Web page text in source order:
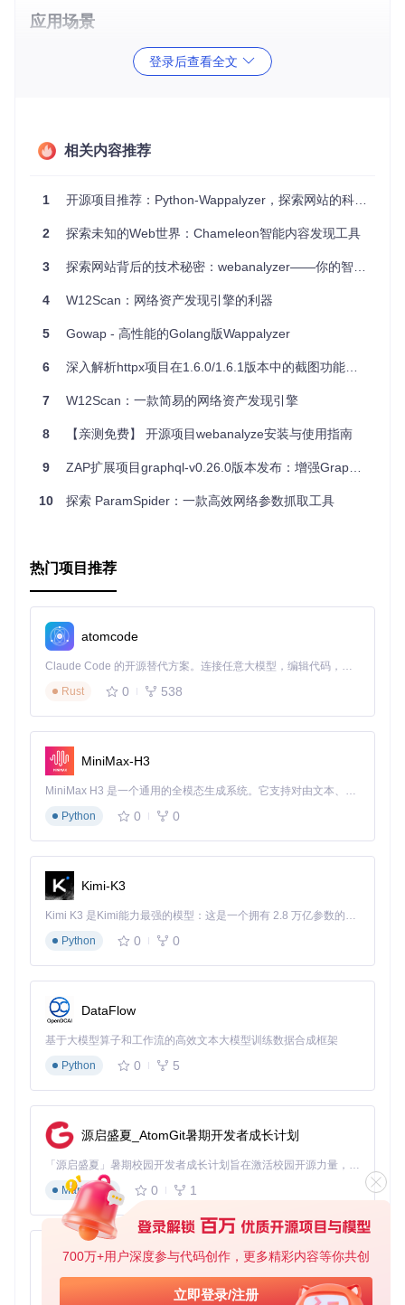
700万+用户深度参与代码创作，更多精彩内容等你共创
立即登录/注册
应用场景
安全评估：快速定位潜在的安全风险，例如过时的CMS或
况。
项目特点
易用性：简单的命令行接口和Python API，使得分析网站
兼容性：支持Python 3.6以上版本，并提供了无依赖的“轻
实时更新：可自动下载并使用最新的技术文件，保持识别
全面覆盖：能够识别多种技术，包括数据库、服务器、前
高性能：利用异步处理，加快大规模网站扫描的速度。
如果你是一位热衷于技术揭秘或者想要深入了解Web技术的
启你的Web探索之旅吧！
from Wappalyzer
webpage = WebPage.new_from_url(
wappalyzer = Wappalyzer.latest()
现在，你已经掌握了开启Web技术分析大门的钥匙，去发现那
些隐藏在网址背后的世界吧！
登录后查看全文
相关内容推荐
1 开源项目推荐：Python-Wappalyzer，探索网站的科技秘密武器
2 探索未知的Web世界：Chameleon智能内容发现工具
3 探索网站背后的技术秘密：webanalyzer——你的智能Web技术检测工具
4 W12Scan：网络资产发现引擎的利器
5 Gowap - 高性能的Golang版Wappalyzer
6 深入解析httpx项目在1.6.0/1.6.1版本中的截图功能异常问题
7 W12Scan：一款简易的网络资产发现引擎
8 【亲测免费】 开源项目webanalyze安装与使用指南
9 ZAP扩展项目graphql-v0.26.0版本发布：增强GraphQL安全检测能力
10 探索 ParamSpider：一款高效网络参数抓取工具
热门项目推荐
atomcode
Claude Code 的开源替代方案。连接任意大模型，编辑代码，运行命令，自动验证 — 全自动执行。用 Rust 构建，极致性能。 ｜ An open-source alternative to Claude Code. Connect any LLM, edit code, run commands, and verify changes — autonomously. Built in Rust for speed. Get Started
Rust
0 538
MiniMax-H3
MiniMax H3 是一个通用的全模态生成系统。它支持对由文本、图像、视频和音频组成的多模态上下文进行统一理解，并能生成分辨率高达 2K、时长可达 15 秒的带原生立体声音频的视频。得益于面向任务泛化的系统设计，H3 在预训练阶段就已具备广泛的多模态上下文理解与生成能力，能够出色地执行复杂的多模态指令。
Python
0 0
Kimi-K3
Kimi K3 是Kimi能力最强的模型：这是一个拥有 2.8 万亿参数的混合专家（MoE）模型，具备原生视觉理解能力，并支持 100 万 token 的上下文窗口。
Python
0 0
DataFlow
基于大模型算子和工作流的高效文本大模型训练数据合成框架
Python
0 5
源启盛夏_AtomGit暑期开发者成长计划
「源启盛夏」暑期校园开发者成长计划旨在激活校园开源力量，通过积分激励、认证扶持、资源倾斜等形式，引导高校组织和开发者完成「入驻 — 建项目 — 做贡献 — 获认证 — 得资源」的完整闭环。无论你是想带领社团入驻平台的组织者，还是希望用代码贡献证明自己的开发者，都能在这里找到属于你的成长路径。
Markdown
0 1
py-xiaozhi
基于Python的Xiaozhi AI，适用于想要完整Xiaozhi体验而无需拥有专用硬件的用户。